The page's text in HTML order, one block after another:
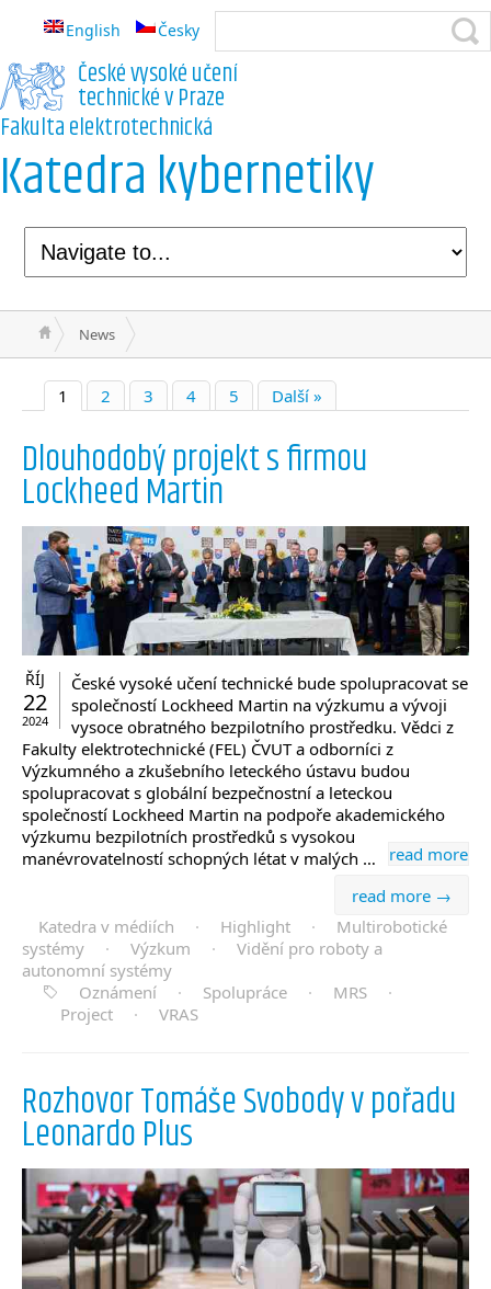
English Česky
České vysoké učení
technické v Praze
Fakulta elektrotechnická
Katedra kybernetiky
News
1 2 3 4 5 Další »
Dlouhodobý projekt s firmou
Lockheed Martin
ŘÍJ
22
2024
České vysoké učení technické bude spolupracovat se
společností Lockheed Martin na výzkumu a vývoji
vysoce obratného bezpilotního prostředku. Vědci z
Fakulty elektrotechnické (FEL) ČVUT a odborníci z
Výzkumného a zkušebního leteckého ústavu budou
spolupracovat s globální bezpečnostní a leteckou
společností Lockheed Martin na podpoře akademického
výzkumu bezpilotních prostředků s vysokou
manévrovatelností schopných létat v malých …
read more
read more →
Katedra v médiích
· Highlight ·
Multirobotické
systémy
· Výzkum ·
Vidění pro roboty a
autonomní systémy
Oznámení
· Spolupráce · MRS
·
Project
· VRAS
Rozhovor Tomáše Svobody v pořadu
Leonardo Plus